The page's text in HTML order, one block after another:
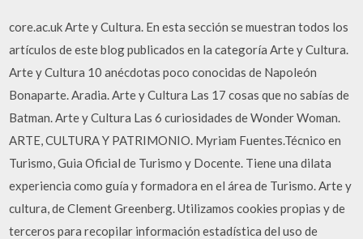
core.ac.uk Arte y Cultura. En esta sección se muestran todos los
artículos de este blog publicados en la categoría Arte y Cultura.
Arte y Cultura 10 anécdotas poco conocidas de Napoleón
Bonaparte. Aradia. Arte y Cultura Las 17 cosas que no sabías de
Batman. Arte y Cultura Las 6 curiosidades de Wonder Woman.
ARTE, CULTURA Y PATRIMONIO. Myriam Fuentes.Técnico en
Turismo, Guia Oficial de Turismo y Docente. Tiene una dilata
experiencia como guía y formadora en el área de Turismo. Arte y
cultura, de Clement Greenberg. Utilizamos cookies propias y de
terceros para recopilar información estadística del uso de